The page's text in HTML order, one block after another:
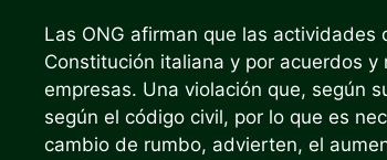
Las ONG afirman que las
Constitución italiana y por acuerdos
empresas. Una violación que, según
según el código civil, por lo que es
cambio de rumbo, advierten, el